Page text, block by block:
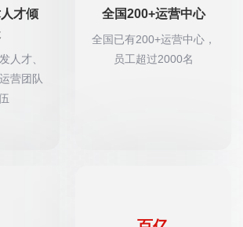
才倾
人才、
营团队
全国200+运营中心
全国已有200+运营中心，
员工超过2000名